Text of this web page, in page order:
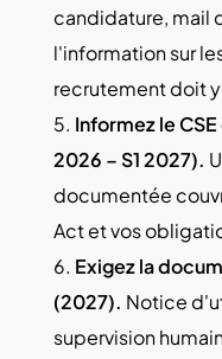
candidature, mail
l'information sur
recrutement doit
Informez le
2026 – S1 2027).
documentée
Act et vos
Exigez la
(2027). Notice
supervision